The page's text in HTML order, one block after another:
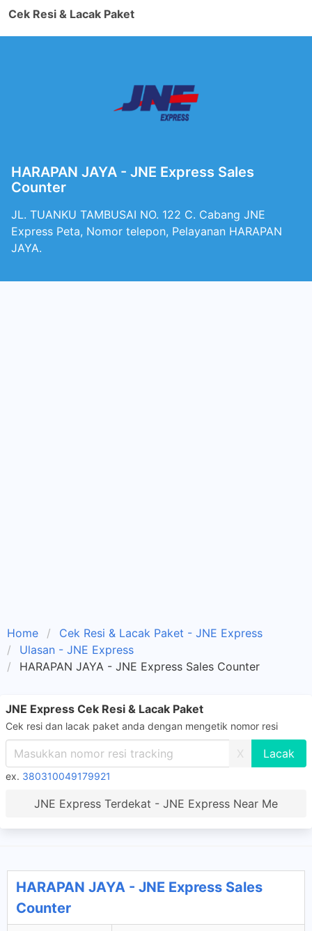
Cek Resi & Lacak Paket
HARAPAN JAYA - JNE Express Sales
Counter
JL. TUANKU TAMBUSAI NO. 122 C. Cabang JNE
Express Peta, Nomor telepon, Pelayanan HARAPAN
JAYA.
Home
Cek Resi & Lacak Paket - JNE Express
Ulasan - JNE Express
HARAPAN JAYA - JNE Express Sales Counter
JNE Express Cek Resi & Lacak Paket
Cek resi dan lacak paket anda dengan mengetik nomor resi
X
ex. 380310049179921
JNE Express Terdekat - JNE Express Near Me
HARAPAN JAYA - JNE Express Sales
Counter